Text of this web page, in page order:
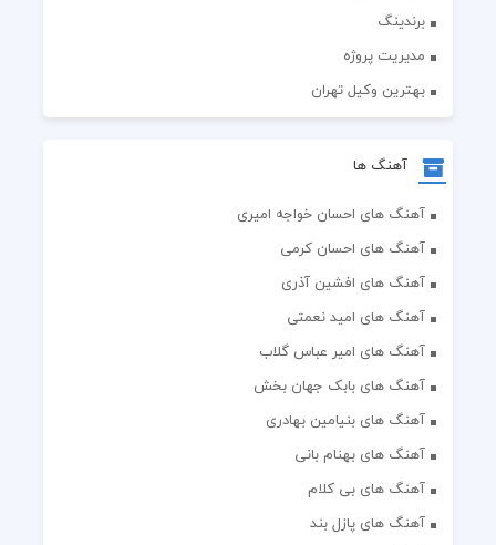
برندینگ
مدیریت پروژه
بهترین وکیل تهران
آهنگ ها
آهنگ های احسان خواجه امیری
آهنگ های احسان کرمی
آهنگ های افشین آذری
آهنگ های امید نعمتی
آهنگ های امیر عباس گلاب
آهنگ های بابک جهان بخش
آهنگ های بنیامین بهادری
آهنگ های بهنام بانی
آهنگ های بی کلام
آهنگ های پازل بند